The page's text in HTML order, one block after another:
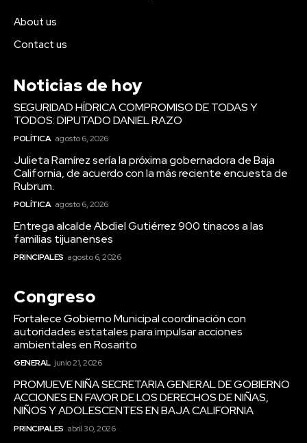
About us
Contact us
Noticias de hoy
SEGURIDAD HÍDRICA COMPROMISO DE TODAS Y
TODOS: DIPUTADO DANIEL RAZO
POLÍTICA agosto 6, 2026
Julieta Ramírez sería la próxima gobernadora de Baja
California, de acuerdo con la más reciente encuesta de
Rubrum.
POLÍTICA agosto 6, 2026
Entrega alcalde Abdiel Gutiérrez 900 tinacos a las
familias tijuanenses
PRINCIPALES agosto 6, 2026
Congreso
Fortalece Gobierno Municipal coordinación con
autoridades estatales para impulsar acciones
ambientales en Rosarito
GENERAL junio 21, 2026
PROMUEVE NIÑA SECRETARIA GENERAL DE GOBIERNO
ACCIONES EN FAVOR DE LOS DERECHOS DE NIÑAS,
NIÑOS Y ADOLESCENTES EN BAJA CALIFORNIA
PRINCIPALES abril 30, 2026